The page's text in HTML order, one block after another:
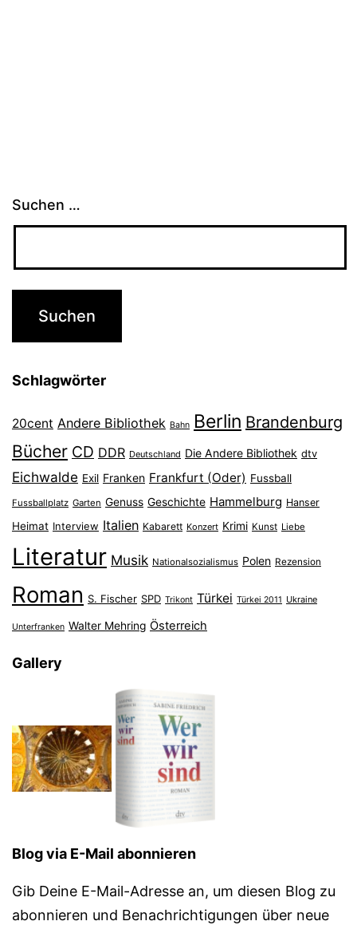
Suchen …
Schlagwörter
20cent Andere Bibliothek Bahn Berlin Brandenburg
Bücher CD DDR Deutschland Die Andere Bibliothek dtv
Eichwalde Exil Franken Frankfurt (Oder) Fussball
Fussballplatz Garten Genuss Geschichte Hammelburg Hanser
Heimat Interview Italien Kabarett Konzert Krimi Kunst Liebe
Literatur Musik Nationalsozialismus Polen Rezension
Roman S. Fischer SPD Trikont Türkei Türkei 2011 Ukraine
Unterfranken Walter Mehring Österreich
Gallery
Blog via E-Mail abonnieren
Gib Deine E-Mail-Adresse an, um diesen Blog zu
abonnieren und Benachrichtigungen über neue